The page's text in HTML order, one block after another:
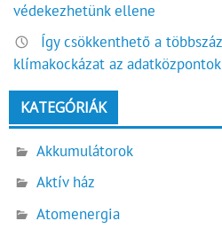
védekezhetünk ellene
Így csökkenthető a
klímakockázat az
KATEGÓRIÁK
Akkumulátorok
Aktív ház
Atomenergia